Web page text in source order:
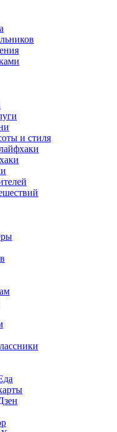
и стиля